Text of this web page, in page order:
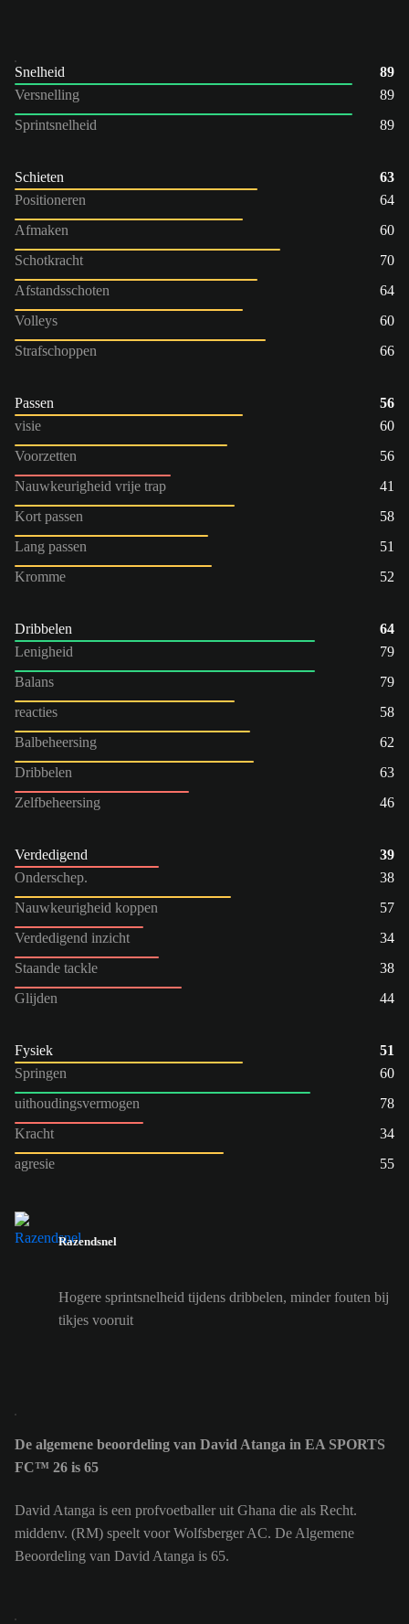
Snelheid
89
Versnelling
89
Sprintsnelheid
89
Schieten
63
Positioneren
64
Afmaken
60
Schotkracht
70
Afstandsschoten
64
Volleys
60
Strafschoppen
66
Passen
56
visie
60
Voorzetten
56
Nauwkeurigheid vrije trap
41
Kort passen
58
Lang passen
51
Kromme
52
Dribbelen
64
Lenigheid
79
Balans
79
reacties
58
Balbeheersing
62
Dribbelen
63
Zelfbeheersing
46
Verdedigend
39
Onderschep.
38
Nauwkeurigheid koppen
57
Verdedigend inzicht
34
Staande tackle
38
Glijden
44
Fysiek
51
Springen
60
uithoudingsvermogen
78
Kracht
34
agresie
55
Razendsnel
Hogere sprintsnelheid tijdens dribbelen, minder fouten bij
tikjes vooruit
De algemene beoordeling van David Atanga in EA SPORTS
FC™ 26 is 65
David Atanga is een profvoetballer uit Ghana die als Recht.
middenv. (RM) speelt voor Wolfsberger AC. De Algemene
Beoordeling van David Atanga is 65.